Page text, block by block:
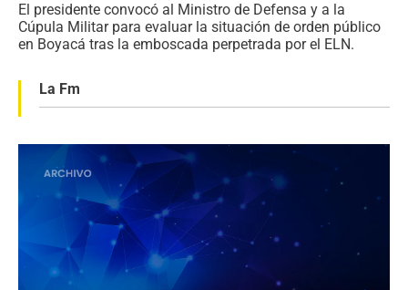
El presidente convocó al Ministro de Defensa y a la
Cúpula Militar para evaluar la situación de orden público
en Boyacá tras la emboscada perpetrada por el ELN.
La Fm